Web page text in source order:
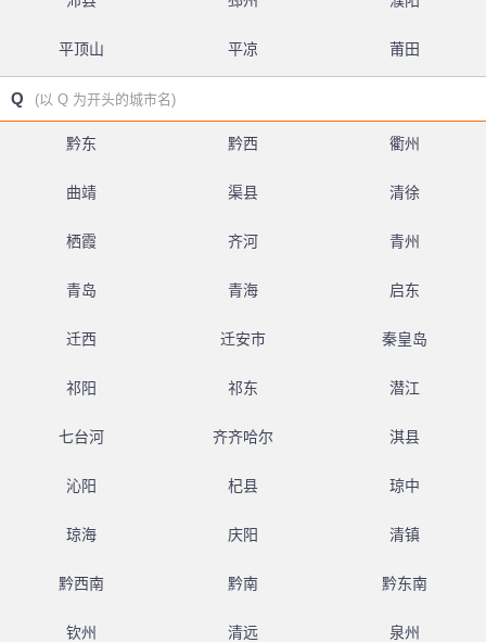
平顶山 平凉 莆田
Q (以 Q 为开头的城市名)
黔东 黔西 衢州
曲靖 渠县 清徐
栖霞 齐河 青州
青岛 青海 启东
迁西 迁安市 秦皇岛
祁阳 祁东 潜江
七台河 齐齐哈尔 淇县
沁阳 杞县 琼中
琼海 庆阳 清镇
黔西南 黔南 黔东南
钦州 清远 泉州